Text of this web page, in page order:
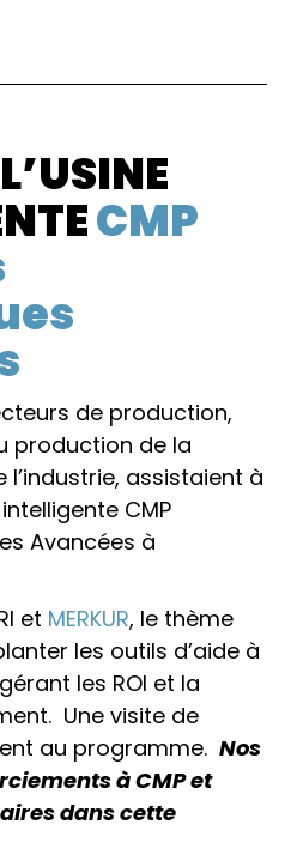
CMP
de production,
production de la
l’industrie, assistaient à
CMP
Avancées à
et MERKUR, le thème
les outils d’aide à
les ROI et la
Une visite de
au programme. Nos
à CMP et
dans cette